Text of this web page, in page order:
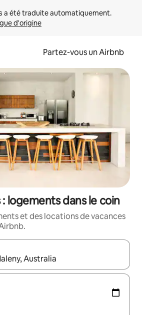
d'origine
Partez-vous un Airbnb
: logements dans le coin
et des locations de vacances
affichés, parcourez-les en utilisant